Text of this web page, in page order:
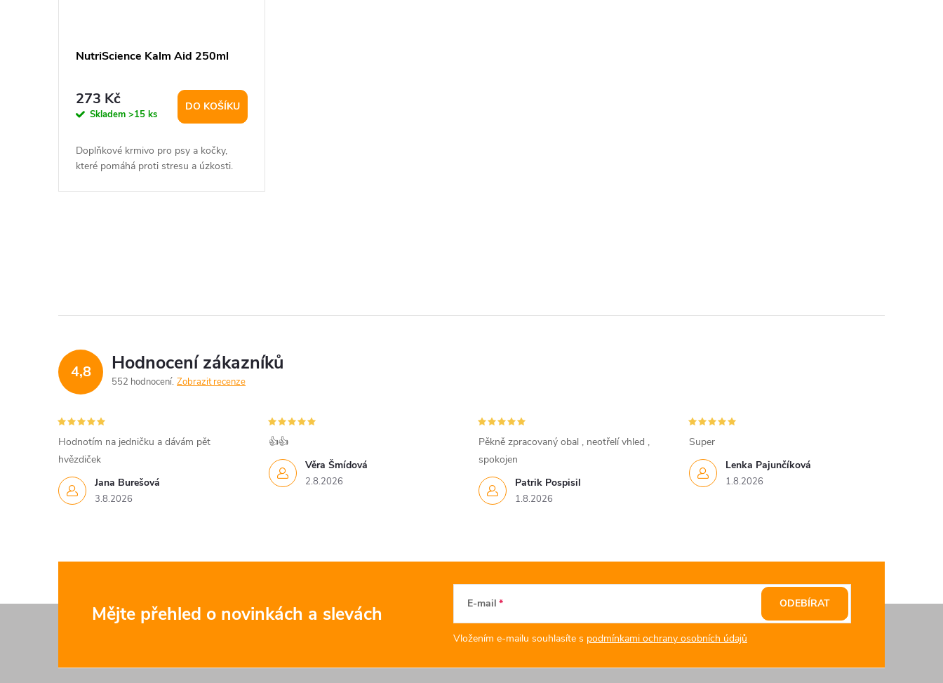
NutriScience Kalm Aid 250ml
273 Kč
Skladem >15 ks
DO KOŠÍKU
Doplňkové krmivo pro psy a kočky,
které pomáhá proti stresu a úzkosti.
d
a
c
í
p
r
v
p
4,8 Hodnocení zákazníků
552 hodnocení Zobrazit recenze
Jana Burešová
3.8.2026
Hodnotím na jedničku a dávám pět
hvězdiček
Věra Šmídová
2.8.2026
👍👍
Patrik Pospisil
1.8.2026
Pěkně zpracovaný obal , neotřelí vhled ,
spokojen
Lenka Pajunčíková
1.8.2026
Super
Mějte přehled o novinkách a slevách E-mail
Vložením e-mailu souhlasíte s podmínkami ochrany osobních údajů
ODEBÍRAT